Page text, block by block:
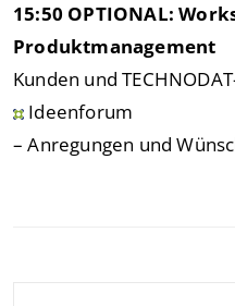
15:50 OPTIONAL:
Produktmanagement
Kunden und
Ideenforum
– Anregungen und